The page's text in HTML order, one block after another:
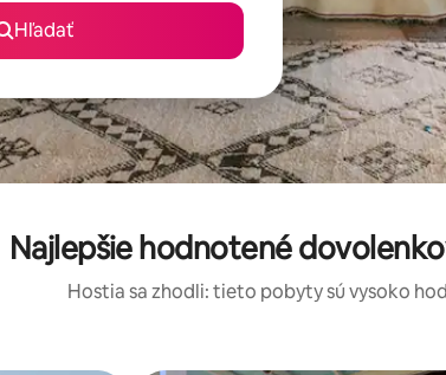
Hľadať
Najlepšie hodnotené
Hostia sa zhodli: tieto pobyty sú vysoko